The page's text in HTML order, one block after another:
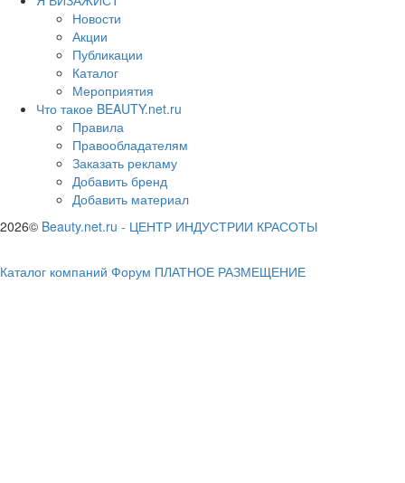
Новости
Акции
Публикации
Каталог
Мероприятия
Что такое BEAUTY.net.ru
Правила
Правообладателям
Заказать рекламу
Добавить бренд
Добавить материал
2026© Beauty.net.ru - ЦЕНТР ИНДУСТРИИ КРАСОТЫ
Каталог компаний Форум ПЛАТНОЕ РАЗМЕЩЕНИЕ